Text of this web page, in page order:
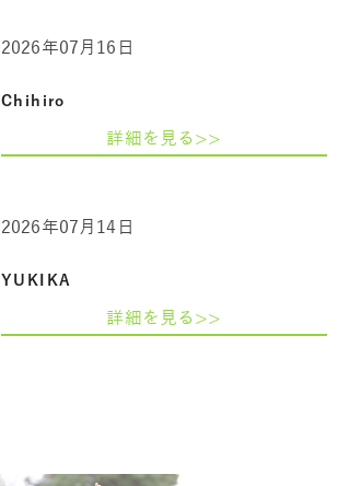
Chihiro
2026年07月16日
詳細を見る>>
YUKIKA
2026年07月14日
詳細を見る>>